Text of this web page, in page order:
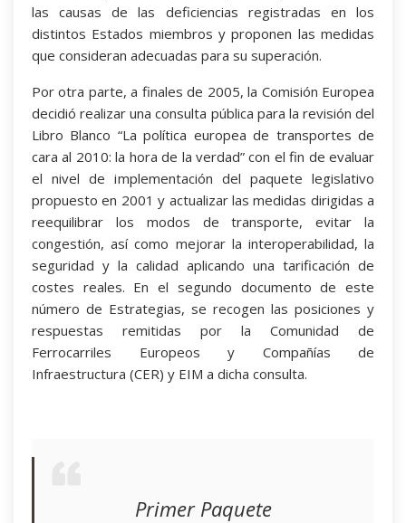
las causas de las deficiencias registradas en los
distintos Estados miembros y proponen las medidas
que consideran adecuadas para su superación.
Por otra parte, a finales de 2005, la Comisión Europea
decidió realizar una consulta pública para la revisión del
Libro Blanco “La política europea de transportes de
cara al 2010: la hora de la verdad” con el fin de evaluar
el nivel de implementación del paquete legislativo
propuesto en 2001 y actualizar las medidas dirigidas a
reequilibrar los modos de transporte, evitar la
congestión, así como mejorar la interoperabilidad, la
seguridad y la calidad aplicando una tarificación de
costes reales. En el segundo documento de este
número de Estrategias, se recogen las posiciones y
respuestas remitidas por la Comunidad de
Ferrocarriles Europeos y Compañías de
Infraestructura (CER) y EIM a dicha consulta.
Primer Paquete